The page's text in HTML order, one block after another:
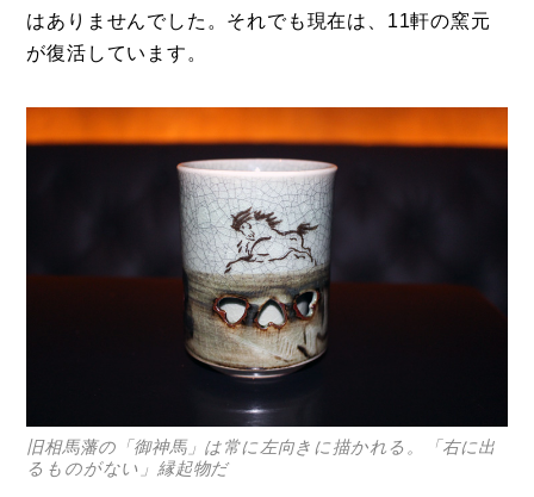
はありませんでした。それでも現在は、11軒の窯元
が復活しています。
旧相馬藩の「御神馬」は常に左向きに描かれる。「右に出
るものがない」縁起物だ